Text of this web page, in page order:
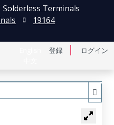
登録 ログイン
Solderless Terminals
19164